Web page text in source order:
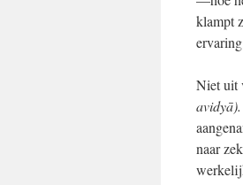
klampt
Niet uit
avidyā).
naar